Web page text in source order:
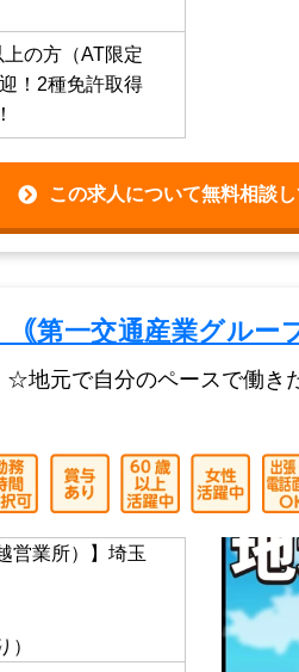
の方（AT限定
！2種免許取得
この求人について無料相談
第一交通産業グルー
地元で自分のペースで働き
営業所）】埼玉
）